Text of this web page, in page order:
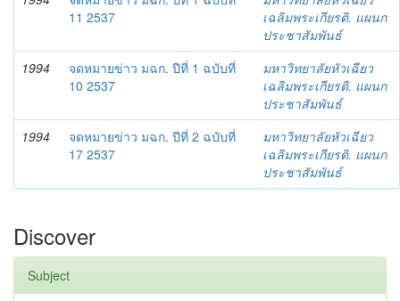
11 2537
เฉลิมพระเกียรติ. แผนก
ประชาสัมพันธ์
1994
จดหมายข่าว มฉก. ปีที่ 1 ฉบับที่
10 2537
มหาวิทยาลัยหัวเฉียว
เฉลิมพระเกียรติ. แผนก
ประชาสัมพันธ์
1994
จดหมายข่าว มฉก. ปีที่ 2 ฉบับที่
17 2537
มหาวิทยาลัยหัวเฉียว
เฉลิมพระเกียรติ. แผนก
ประชาสัมพันธ์
Discover
Subject